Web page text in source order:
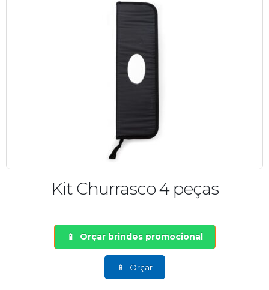
Kit Churrasco 4 peças
Orçar brindes promocional
Orçar